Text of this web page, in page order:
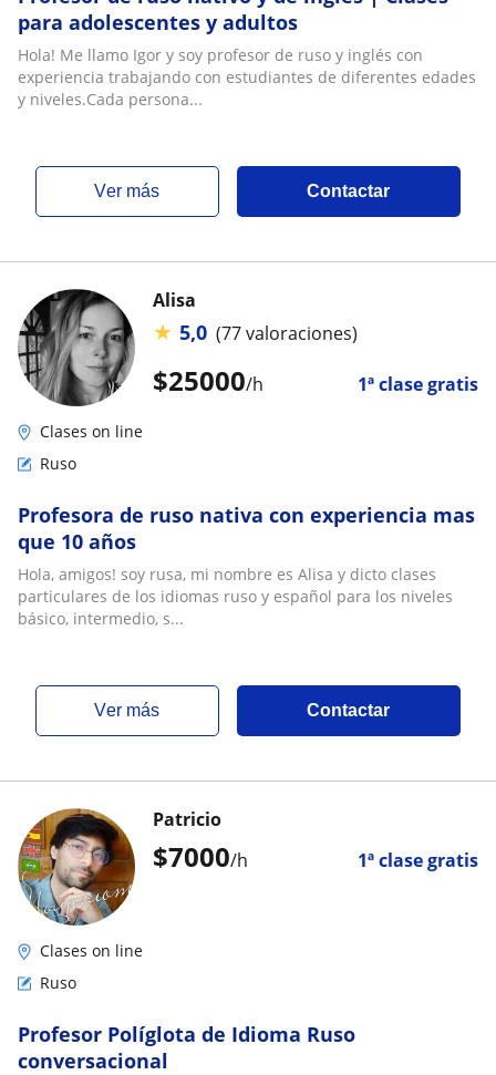
para adolescentes y adultos
Hola! Me llamo Igor y soy profesor de ruso y inglés con
experiencia trabajando con estudiantes de diferentes edades
y niveles.Cada persona...
ver más Contactar
$25000/h 1ª clase gratis
Alisa
★ 5,0 (77 valoraciones)
Clases on line
Ruso
Profesora de ruso nativa con experiencia mas
que 10 años
Hola, amigos! soy rusa, mi nombre es Alisa y dicto clases
particulares de los idiomas ruso y español para los niveles
básico, intermedio, s...
ver más Contactar
$7000/h 1ª clase gratis
Patricio
Clases on line
Ruso
Profesor Políglota de Idioma Ruso
conversacional